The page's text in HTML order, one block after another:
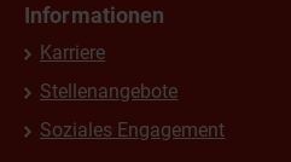
Informationen
Karriere
Stellenangebote
Soziales Engagement